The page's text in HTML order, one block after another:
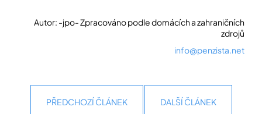
Autor: -jpo- Zpracováno podle domácích a zahraničních
zdrojů
info@penzista.net
PŘEDCHOZÍ ČLÁNEK DALŠÍ ČLÁNEK